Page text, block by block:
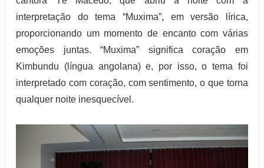
interpretação do tema “Muxima”, em versão lírica,
proporcionando um momento de encanto com várias
emoções juntas. “Muxima” significa coração em
Kimbundu (língua angolana) e, por isso, o tema foi
interpretado com coração, com sentimento, o que torna
qualquer noite inesquecível.